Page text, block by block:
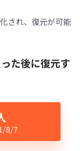
され、復元が可能
た後に復元す